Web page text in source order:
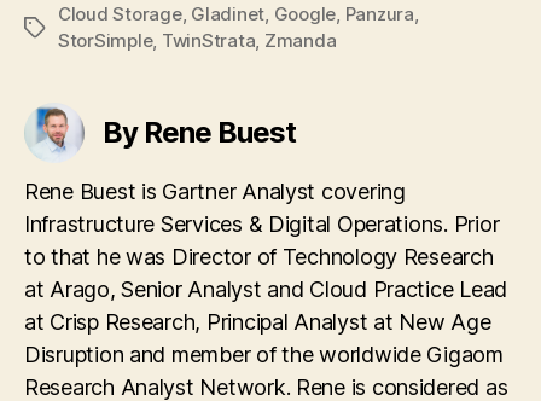
Tags
Cloud Storage, Gladinet Google Panzura
StorSimple, TwinStrata Zmanda
By Rene Buest
Rene Buest is Gartner Analyst covering
Infrastructure Services & Digital Operations. Prior
to that he was Director of Technology Research
at Arago, Senior Analyst and Cloud Practice Lead
at Crisp Research, Principal Analyst at New Age
Disruption and member of the worldwide Gigaom
Research Analyst Network. Rene is considered as